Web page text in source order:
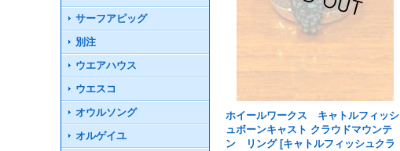
サーフアピッグ
別注
ウエアハウス
ウエスコ
オウルソング
オルゲイユ
ホイールワークス キャトルフィッシ
ュボーンキャスト クラウドマウンテ
ン リング [キャトルフィッシュクラ